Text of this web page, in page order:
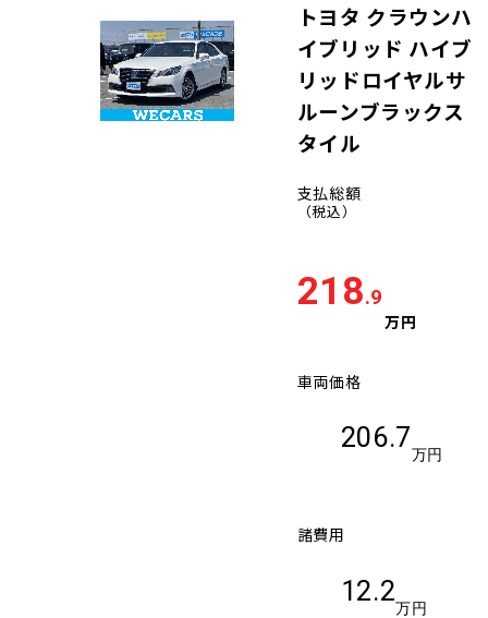
トヨタ クラウンハ
イブリッド ハイブ
リッドロイヤルサ
ルーンブラックス
タイル
支払総額
（税込）
218.9
万円
車両価格
206.7
万円
諸費用
12.2
万円